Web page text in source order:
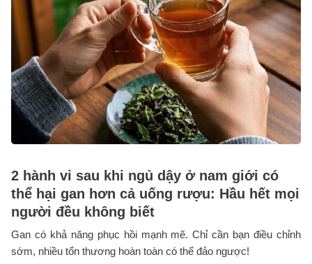
2 hành vi sau khi ngủ dậy ở nam giới có
thể hại gan hơn cả uống rượu: Hầu hết mọi
người đều không biết
Gan có khả năng phục hồi mạnh mẽ. Chỉ cần bạn điều chỉnh
sớm, nhiều tổn thương hoàn toàn có thể đảo ngược!